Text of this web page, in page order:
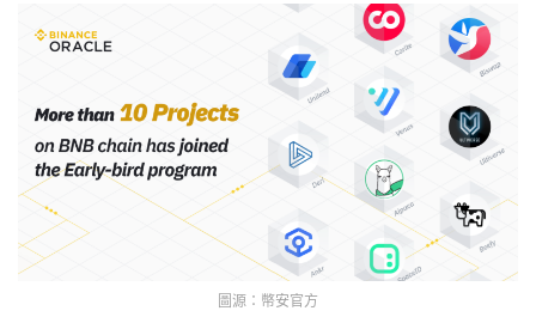
圖源：幣安官方